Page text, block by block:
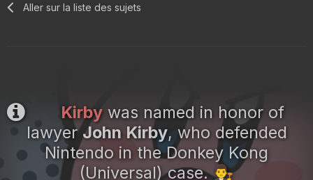
Aller sur la liste des sujets
Kirby was named in honor of
lawyerJohn Kirby, who defended
Nintendo in the Donkey Kong
(Universal) case.👨‍⚖️